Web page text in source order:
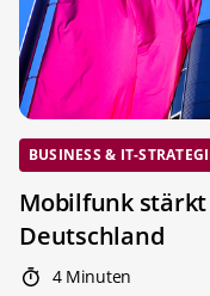
BUSINESS & IT-
Mobilfunk
Deutschland
4 Minuten